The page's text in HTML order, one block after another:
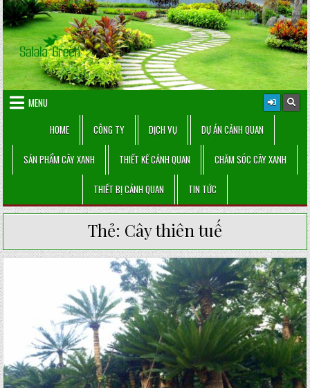
Skip
to
content
MENU
HOME
CÔNG TY DỊCH VỤ DỰ ÁN CẢNH QUAN
SẢN PHẨM CÂY XANH THIẾT KẾ CẢNH QUAN CHĂM SÓC CÂY XANH
THIẾT BỊ CẢNH QUAN TIN TỨC
Thẻ: Cây thiên tuế